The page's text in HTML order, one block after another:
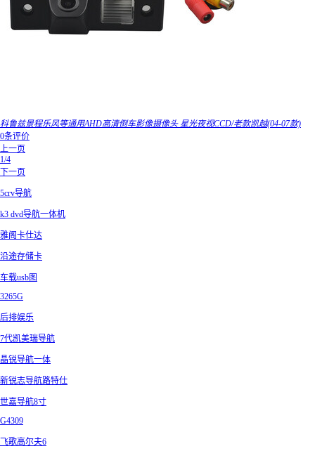
科鲁兹景程乐风等通用AHD高清倒车影像摄像头 星光夜视CCD/老款凯越(04-07款)
0条评价
上一页
1/4
下一页
5crv导航
k3 dvd导航一体机
雅阁卡仕达
沿途存储卡
车载usb图
3265G
后排娱乐
7代凯美瑞导航
晶锐导航一体
新锐志导航路特仕
世嘉导航8寸
G4309
飞歌高尔夫6